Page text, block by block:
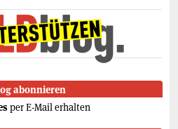
abonnieren
per E-Mail erhalten